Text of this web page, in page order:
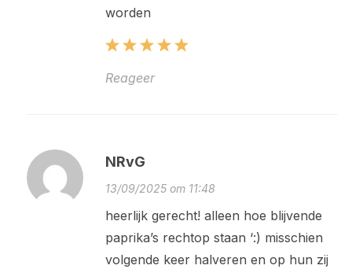
worden
Reageer
NRvG
13/09/2025 om 11:48
heerlijk gerecht! alleen hoe blijvende
paprika’s rechtop staan ‘:) misschien
volgende keer halveren en op hun zij